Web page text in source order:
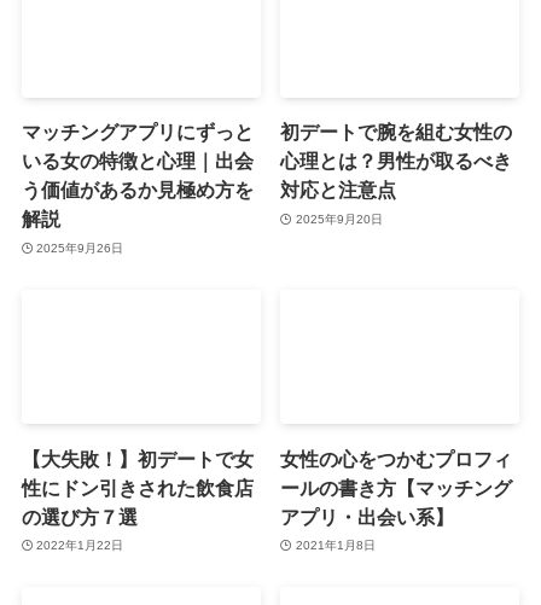
マッチングアプリにずっと
いる女の特徴と心理｜出会
う価値があるか見極め方を
解説
2025年9月26日
初デートで腕を組む女性の
心理とは？男性が取るべき
対応と注意点
2025年9月20日
【大失敗！】初デートで女
性にドン引きされた飲食店
の選び方７選
2022年1月22日
女性の心をつかむプロフィ
ールの書き方【マッチング
アプリ・出会い系】
2021年1月8日